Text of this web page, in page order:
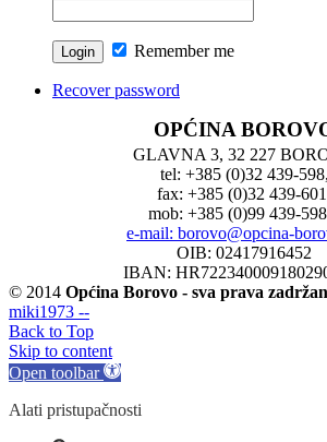
Remember me
Recover password
OPĆINA
GLAVNA 3, 32 227
tel: +385 (0)32 439-598,
fax: +385 (0)32 439-
mob: +385 (0)99 439-
e-mail: borovo@opcina-
OIB: 02417916452
IBAN:
© 2014 Općina Borovo - sva prava
miki1973 --
Back to Top
Skip to content
Open toolbar
Alati pristupačnosti